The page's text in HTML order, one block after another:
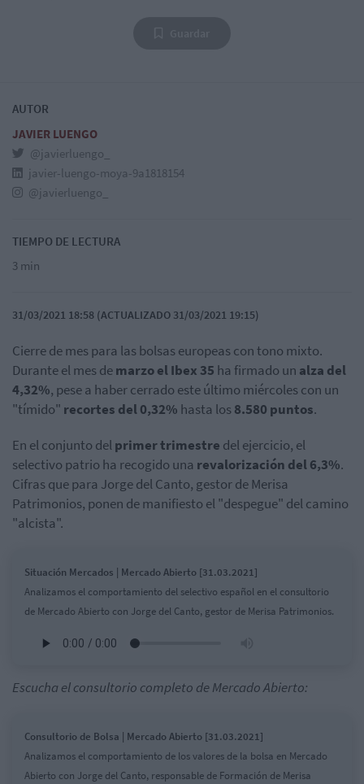
AUTOR
JAVIER LUENGO
@javierluengo_
javier-luengo-moya-9a1818154
@javierluengo_
TIEMPO DE LECTURA
3 min
31/03/2021 18:58 (ACTUALIZADO 31/03/2021 19:15)
Cierre de mes para las bolsas europeas con tono mixto.
Durante el mes demarzo el Ibex 35 ha firmado un alza del
4,32%, pese a haber cerrado este último miércoles con un
"tímido" recortes del 0,32% hasta los8.580 puntos.
En el conjunto delprimer trimestre del ejercicio, el
selectivo patrio ha recogido una revalorización del 6,3%.
Cifras que para Jorge del Canto, gestor de Merisa
Patrimonios, ponen de manifiesto el "despegue" del camino
"alcista".
Situación Mercados | Mercado Abierto [31.03.2021]
Analizamos el comportamiento del selectivo español en el consultorio
de Mercado Abierto con Jorge del Canto, gestor de Merisa Patrimonios.
Escucha el consultorio completo de Mercado Abierto:
Consultorio de Bolsa | Mercado Abierto [31.03.2021]
Analizamos el comportamiento de los valores de la bolsa en Mercado
Abierto con Jorge del Canto, responsable de Formación de Merisa